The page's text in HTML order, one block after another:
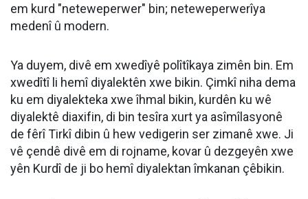
em kurd "neteweperwer" bin; neteweperwerîya
medenî û modern.
Ya duyem, divê em xwedîyê polîtîkaya zimên bin. Em
xwedîtî li hemî diyalektên xwe bikin. Çimkî niha dema
ku em diyalekteka xwe îhmal bikin, kurdên ku wê
diyalektê diaxifin, di bin tesîra xurt ya asîmîlasyonê
de fêrî Tirkî dibin û hew vedigerin ser zimanê xwe. Ji
vê çendê divê em di rojname, kovar û dezgeyên xwe
yên Kurdî de ji bo hemî diyalektan îmkanan çêbikin.